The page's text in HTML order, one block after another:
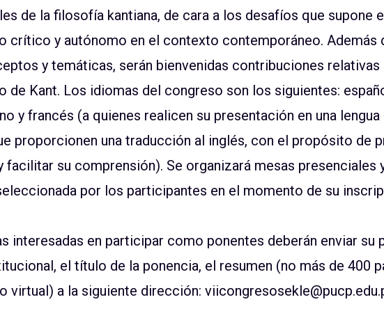
de la filosofía kantiana, de cara a los desafíos que supone
crítico y autónomo en el contexto contemporáneo. Además
y temáticas, serán bienvenidas contribuciones
de Kant. Los idiomas del congreso son los siguientes:
y francés (a quienes realicen su presentación en una
proporcionen una traducción al inglés, con el propósito de
facilitar su comprensión). Se organizará mesas presenciales
por los participantes en el momento de su
interesadas en participar como ponentes deberán enviar su
el título de la ponencia, el resumen (no más de 400
virtual) a la siguiente dirección: